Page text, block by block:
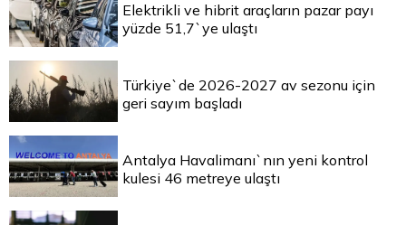
Elektrikli ve hibrit araçların pazar payı
yüzde 51,7`ye ulaştı
Türkiye`de 2026-2027 av sezonu için
geri sayım başladı
Antalya Havalimanı`nın yeni kontrol
kulesi 46 metreye ulaştı